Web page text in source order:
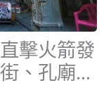
擊火箭發
、孔廟、
比最高